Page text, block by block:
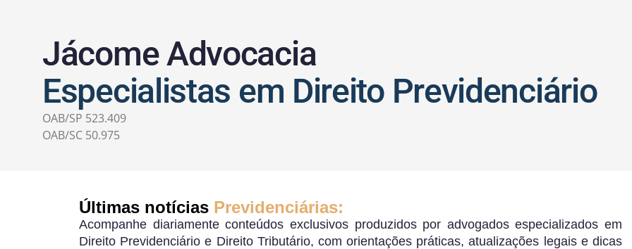
Jácome Advocacia
Especialistas em Direito Previdenciário
OAB/SP 523.409
OAB/SC 50.975
Últimas notícias Previdenciárias:
Acompanhe diariamente conteúdos exclusivos produzidos por advogados especializados em
Direito Previdenciário e Direito Tributário, com orientações práticas, atualizações legais e dicas